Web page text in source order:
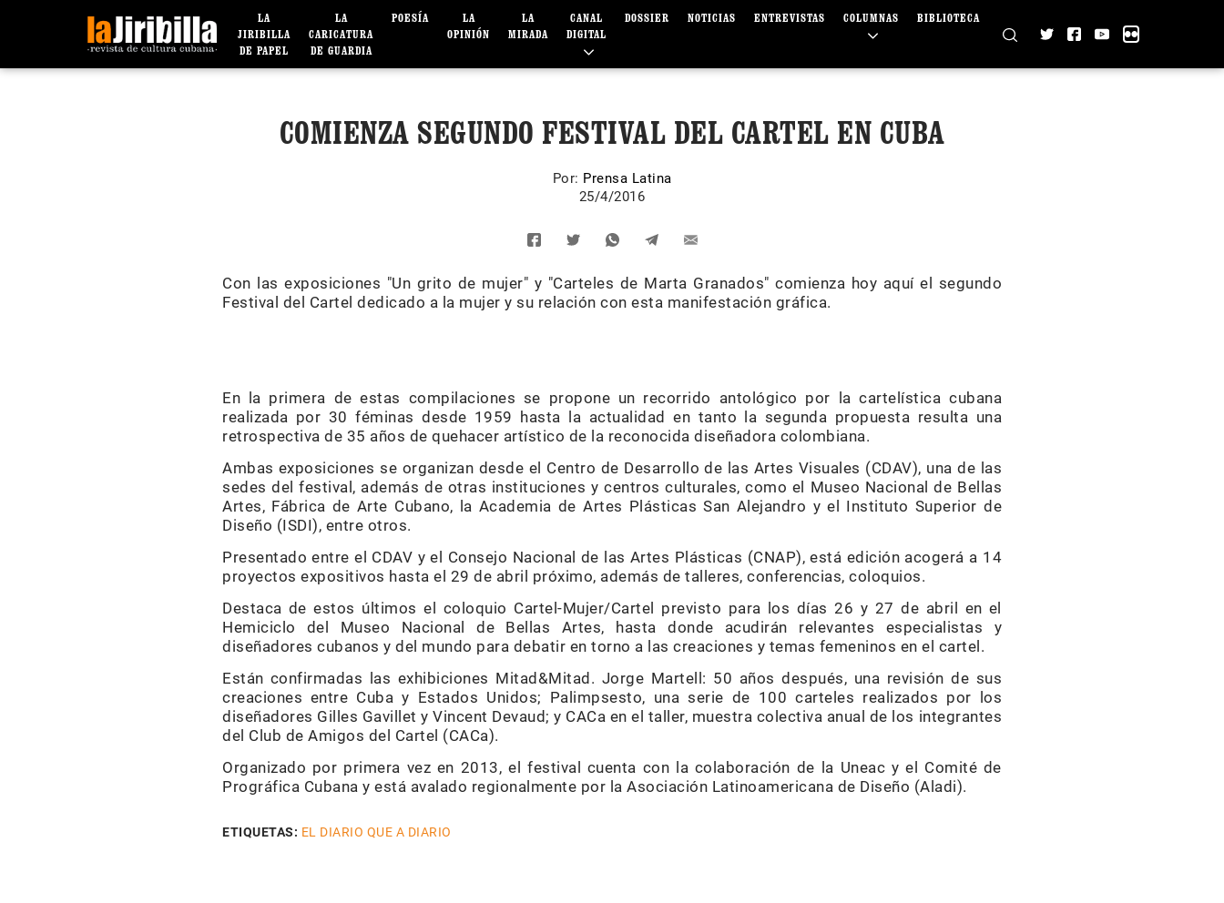
LA
JIRIBILLA
DE PAPEL
LA
CARICATURA
DE GUARDIA
POESÍA
LA
OPINIÓN
LA
MIRADA
CANAL
DIGITAL
DOSSIER NOTICIAS ENTREVISTAS COLUMNAS BIBLIOTECA
COMIENZA SEGUNDO FESTIVAL DEL CARTEL EN CUBA
Por: Prensa Latina
25/4/2016
Con las exposiciones "Un grito de mujer" y "Carteles de Marta Granados" comienza hoy aquí el segundo
Festival del Cartel dedicado a la mujer y su relación con esta manifestación gráfica.
En la primera de estas compilaciones se propone un recorrido antológico por la cartelística cubana
realizada por 30 féminas desde 1959 hasta la actualidad en tanto la segunda propuesta resulta una
retrospectiva de 35 años de quehacer artístico de la reconocida diseñadora colombiana.
Ambas exposiciones se organizan desde el Centro de Desarrollo de las Artes Visuales (CDAV), una de las
sedes del festival, además de otras instituciones y centros culturales, como el Museo Nacional de Bellas
Artes, Fábrica de Arte Cubano, la Academia de Artes Plásticas San Alejandro y el Instituto Superior de
Diseño (ISDI), entre otros.
Presentado entre el CDAV y el Consejo Nacional de las Artes Plásticas (CNAP), está edición acogerá a 14
proyectos expositivos hasta el 29 de abril próximo, además de talleres, conferencias, coloquios.
Destaca de estos últimos el coloquio Cartel-Mujer/Cartel previsto para los días 26 y 27 de abril en el
Hemiciclo del Museo Nacional de Bellas Artes, hasta donde acudirán relevantes especialistas y
diseñadores cubanos y del mundo para debatir en torno a las creaciones y temas femeninos en el cartel.
Están confirmadas las exhibiciones Mitad&Mitad. Jorge Martell: 50 años después, una revisión de sus
creaciones entre Cuba y Estados Unidos; Palimpsesto, una serie de 100 carteles realizados por los
diseñadores Gilles Gavillet y Vincent Devaud; y CACa en el taller, muestra colectiva anual de los integrantes
del Club de Amigos del Cartel (CACa).
Organizado por primera vez en 2013, el festival cuenta con la colaboración de la Uneac y el Comité de
Prográfica Cubana y está avalado regionalmente por la Asociación Latinoamericana de Diseño (Aladi).
ETIQUETAS: EL DIARIO QUE A DIARIO